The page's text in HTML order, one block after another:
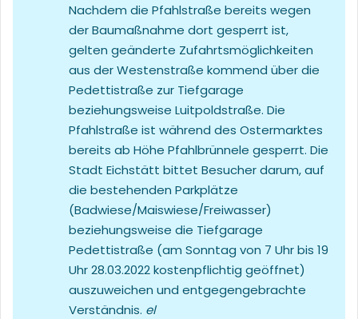
Nachdem die Pfahlstraße bereits wegen
der Baumaßnahme dort gesperrt ist,
gelten geänderte Zufahrtsmöglichkeiten
aus der Westenstraße kommend über die
Pedettistraße zur Tiefgarage
beziehungsweise Luitpoldstraße. Die
Pfahlstraße ist während des Ostermarktes
bereits ab Höhe Pfahlbrünnele gesperrt. Die
Stadt Eichstätt bittet Besucher darum, auf
die bestehenden Parkplätze
(Badwiese/Maiswiese/Freiwasser)
beziehungsweise die Tiefgarage
Pedettistraße (am Sonntag von 7 Uhr bis 19
Uhr 28.03.2022 kostenpflichtig geöffnet)
auszuweichen und entgegengebrachte
Verständnis. el